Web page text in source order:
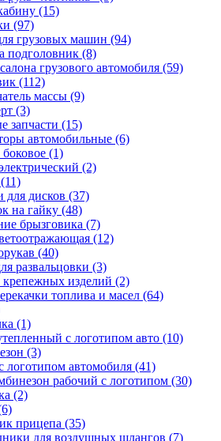
(15)
(97)
грузовых машин (94)
подголовник (8)
грузового автомобиля (59)
(112)
массы (9)
(3)
запчасти (15)
автомобильные (6)
боковое (1)
(2)
для дисков (37)
на гайку (48)
брызговика (7)
(12)
(40)
развальцовки (3)
изделий (2)
топлива и масел (64)
(1)
с логотипом авто (10)
(3)
логотипом автомобиля (41)
рабочий с логотипом (30)
(2)
прицепа (35)
для воздушных шлангов (7)